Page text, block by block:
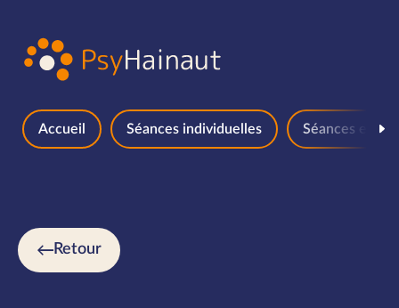
Accueil Séances individuelles Séances en
Retour